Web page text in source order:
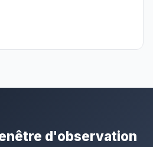
d'observation